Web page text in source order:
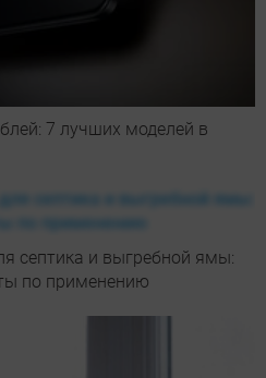
7 лучших моделей в
септика и выгребной ямы:
по применению